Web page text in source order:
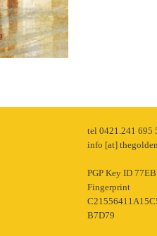
tel 0421.241 695
info [at]
PGP Key ID
Fingerprint
B7D79